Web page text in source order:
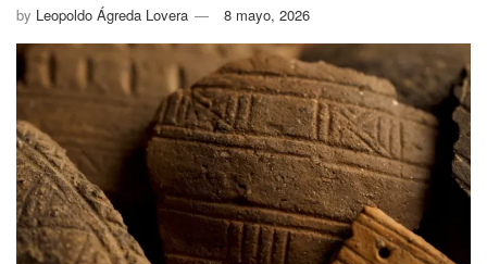
by Leopoldo Ágreda Lovera 8 mayo, 2026